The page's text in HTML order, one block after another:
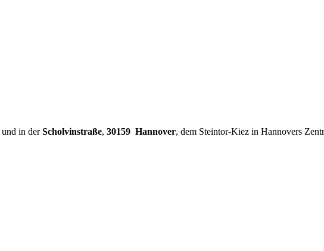
und in derScholvinstraße, 30159 Hannover, dem Steintor-Kiez in Hannovers